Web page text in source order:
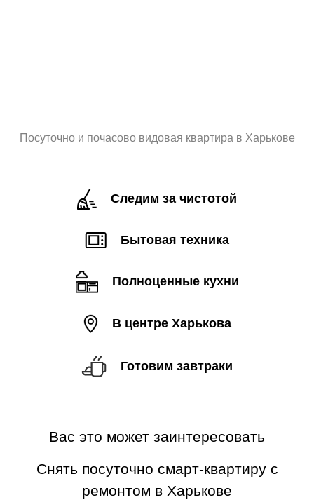
Посуточно и почасово видовая квартира в Харькове
Следим за чистотой
Бытовая техника
Полноценные кухни
В центре Харькова
Готовим завтраки
Вас это может заинтересовать
Снять посуточно смарт-квартиру с
ремонтом в Харькове